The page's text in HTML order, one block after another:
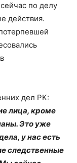
по делу
действия.
дел РК:
лица, кроме
Это уже
у нас есть
следственные